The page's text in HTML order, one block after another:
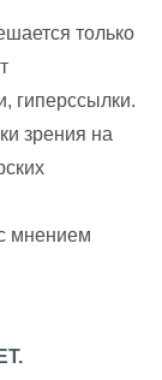
только
гиперссылки.
зрения на
мнением